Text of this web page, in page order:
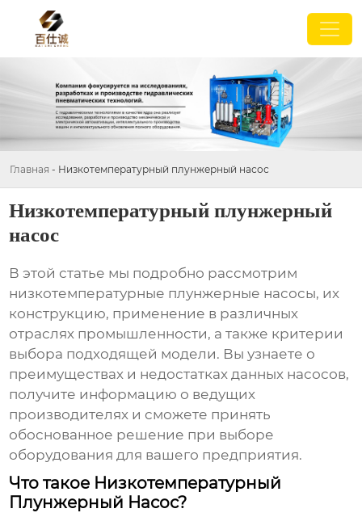
Главная - Низкотемпературный плунжерный насос
Низкотемпературный плунжерный
насос
В этой статье мы подробно рассмотрим
низкотемпературные плунжерные насосы, их
конструкцию, применение в различных
отраслях промышленности, а также критерии
выбора подходящей модели. Вы узнаете о
преимуществах и недостатках данных насосов,
получите информацию о ведущих
производителях и сможете принять
обоснованное решение при выборе
оборудования для вашего предприятия.
Что такое Низкотемпературный
Плунжерный Насос?